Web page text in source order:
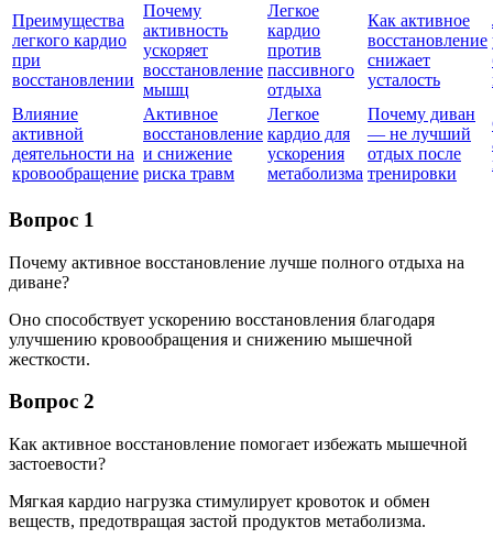
Преимущества
легкого кардио
при
восстановлении
Почему
активность
ускоряет
восстановление
мышц
Легкое
кардио
против
пассивного
отдыха
Как активное
восстановление
снижает
усталость
Влияние
активной
деятельности на
кровообращение
Активное
восстановление
и снижение
риска травм
Легкое
кардио для
ускорения
метаболизма
Почему диван
— не лучший
отдых после
тренировки
Вопрос 1
Почему активное восстановление лучше полного отдыха на
диване?
Оно способствует ускорению восстановления благодаря
улучшению кровообращения и снижению мышечной
жесткости.
Вопрос 2
Как активное восстановление помогает избежать мышечной
застоевости?
Мягкая кардио нагрузка стимулирует кровоток и обмен
веществ, предотвращая застой продуктов метаболизма.